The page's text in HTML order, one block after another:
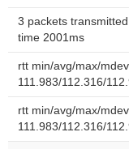
3 packets
time 2001ms
rtt min/avg/max/
111.983/112.316/
rtt min/avg/max/
111.983/112.316/